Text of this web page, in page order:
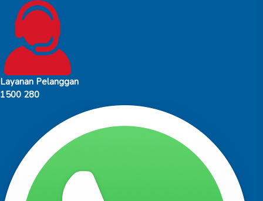
Layanan Pelanggan
1500 280